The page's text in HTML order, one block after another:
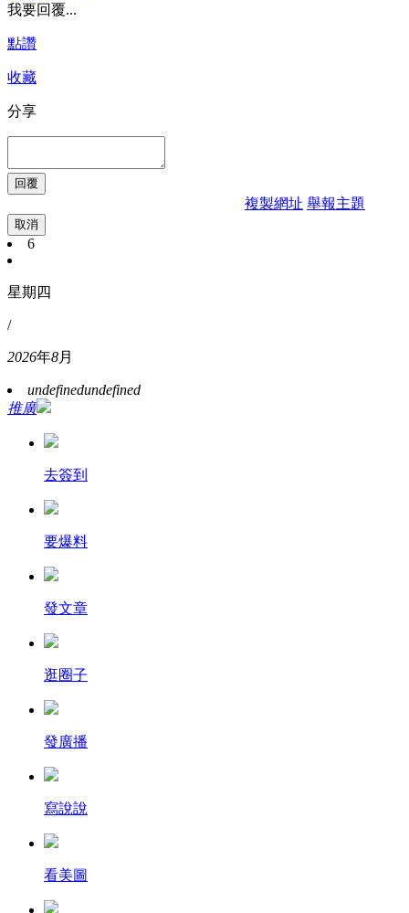
我要回覆...
點讚
收藏
分享
複製網址 舉報主題
取消
6
星期四
/
2026年8月
undefinedundefined
推廣
去簽到
要爆料
發文章
逛圈子
發廣播
寫說說
看美圖